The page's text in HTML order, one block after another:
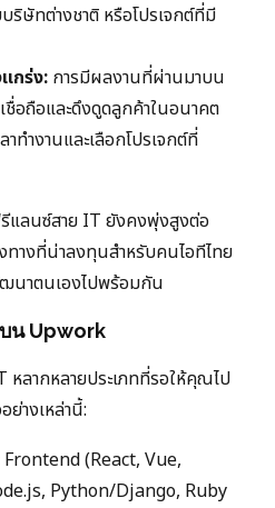
ริษัทต่างชาติ หรือโปรเจกต์ที่มี
กร่ง: การมีผลงานที่ผ่านมาบน
อถือและดึงดูดลูกค้าในอนาคต
าทำงานและเลือกโปรเจกต์ที่
แลนซ์สาย IT ยังคงพุ่งสูงต่อ
างที่น่าลงทุนสำหรับคนไอทีไทย
ฒนาตนเองไปพร้อมกัน
น Upwork
ลากหลายประเภทที่รอให้คุณไป
ย่างเหล่านี้:
Frontend (React, Vue,
Python/Django, Ruby